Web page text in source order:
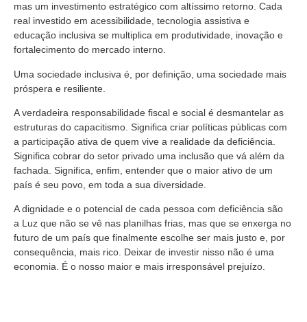
mas um investimento estratégico com altíssimo retorno. Cada
real investido em acessibilidade, tecnologia assistiva e
educação inclusiva se multiplica em produtividade, inovação e
fortalecimento do mercado interno.
Uma sociedade inclusiva é, por definição, uma sociedade mais
próspera e resiliente.
A verdadeira responsabilidade fiscal e social é desmantelar as
estruturas do capacitismo. Significa criar políticas públicas com
a participação ativa de quem vive a realidade da deficiência.
Significa cobrar do setor privado uma inclusão que vá além da
fachada. Significa, enfim, entender que o maior ativo de um
país é seu povo, em toda a sua diversidade.
A dignidade e o potencial de cada pessoa com deficiência são
a Luz que não se vê nas planilhas frias, mas que se enxerga no
futuro de um país que finalmente escolhe ser mais justo e, por
consequência, mais rico. Deixar de investir nisso não é uma
economia. É o nosso maior e mais irresponsável prejuízo.